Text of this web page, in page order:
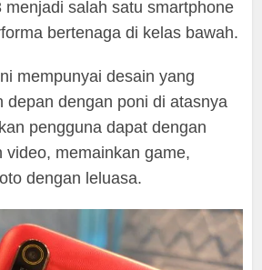
menjadi salah satu smartphone
bertenaga di kelas bawah.
mempunyai desain yang
depan dengan poni di atasnya
pengguna dapat dengan
video, memainkan game,
dengan leluasa.